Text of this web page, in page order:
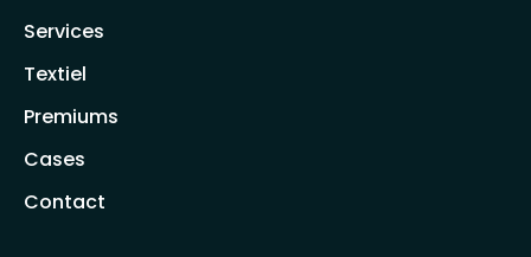
Services
Textiel
Premiums
Cases
Contact